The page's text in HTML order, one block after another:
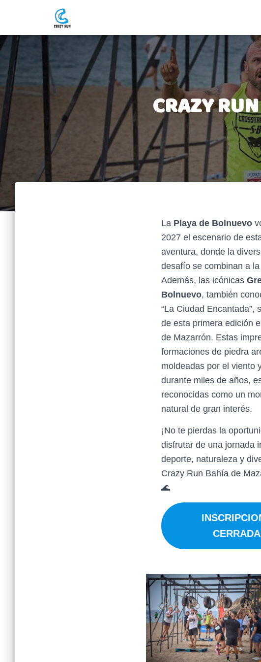
CRAZY
La Playa de Bolnuevo
2027 el escenario de
aventura, donde la
desafío se combinan a
Además, las icónicas
Bolnuevo, también
“La Ciudad Encantada”,
de esta primera edición
de Mazarrón. Estas
formaciones de piedra
moldeadas por el viento
durante miles de años,
reconocidas como un
natural de gran interés.
¡No te pierdas la
disfrutar de una jornada
deporte, naturaleza y
Crazy Run Bahía de
🌊